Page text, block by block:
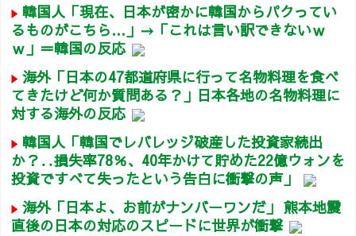
韓国人「現在、日本が密かに韓国からパクってい
るものがこちら…」→「これは言い訳できないｗ
ｗ」＝韓国の反応
海外「日本の47都道府県に行って名物料理を食べ
てきたけど何か質問ある？」日本各地の名物料理に
対する海外の反応
韓国人「韓国でレバレッジ破産した投資家続出
か？‥損失率78％、40年かけて貯めた22億ウォンを
投資ですべて失ったという告白に衝撃の声」
海外「日本よ、お前がナンバーワンだ」 熊本地震
直後の日本の対応のスピードに世界が衝撃